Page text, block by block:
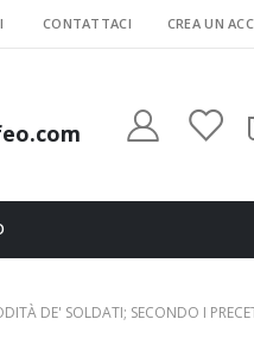
CONTATTACI CREA UN
DE' SOLDATI; SECONDO I